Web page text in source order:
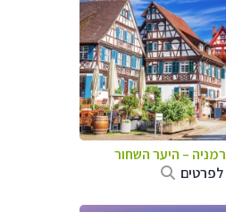
– היער השחור